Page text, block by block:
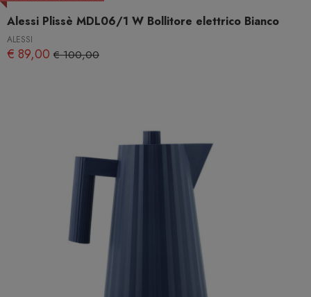
Alessi Plissè MDL06/1 W Bollitore elettrico Bianco
ALESSI
€ 89,00 € 100,00